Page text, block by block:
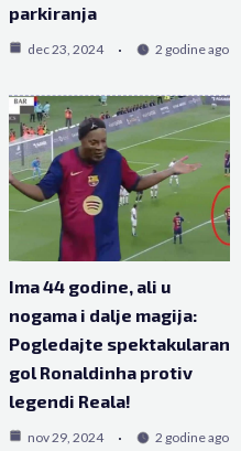
parkiranja
dec 23, 2024 2 godine ago
Ima 44 godine, ali u
nogama i dalje magija:
Pogledajte spektakularan
gol Ronaldinha protiv
legendi Reala!
nov 29, 2024 2 godine ago